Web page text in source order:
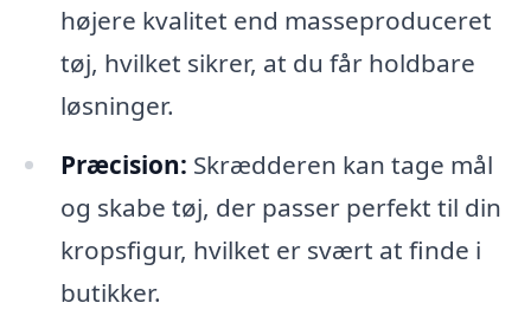
højere kvalitet end masseproduceret
tøj, hvilket sikrer, at du får holdbare
løsninger.
Præcision: Skrædderen kan tage mål
og skabe tøj, der passer perfekt til din
kropsfigur, hvilket er svært at finde i
butikker.